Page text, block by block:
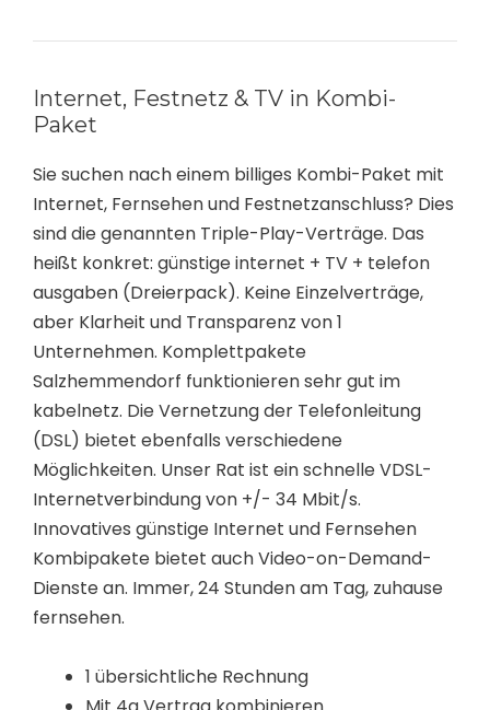
Internet, Festnetz & TV in Kombi-
Paket
Sie suchen nach einem billiges Kombi-Paket mit
Internet, Fernsehen und Festnetzanschluss? Dies
sind die genannten Triple-Play-Verträge. Das
heißt konkret: günstige internet + TV + telefon
ausgaben (Dreierpack). Keine Einzelverträge,
aber Klarheit und Transparenz von 1
Unternehmen. Komplettpakete
Salzhemmendorf funktionieren sehr gut im
kabelnetz. Die Vernetzung der Telefonleitung
(DSL) bietet ebenfalls verschiedene
Möglichkeiten. Unser Rat ist ein schnelle VDSL-
Internetverbindung von +/- 34 Mbit/s.
Innovatives günstige Internet und Fernsehen
Kombipakete bietet auch Video-on-Demand-
Dienste an. Immer, 24 Stunden am Tag, zuhause
fernsehen.
1 übersichtliche Rechnung